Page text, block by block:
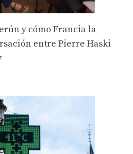
y cómo Francia la
entre Pierre Haski